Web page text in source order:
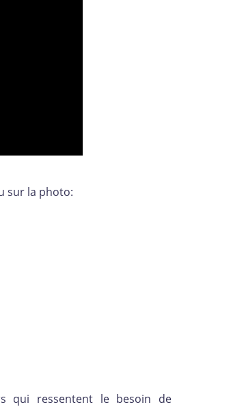
sur la photo:
qui ressentent le besoin de